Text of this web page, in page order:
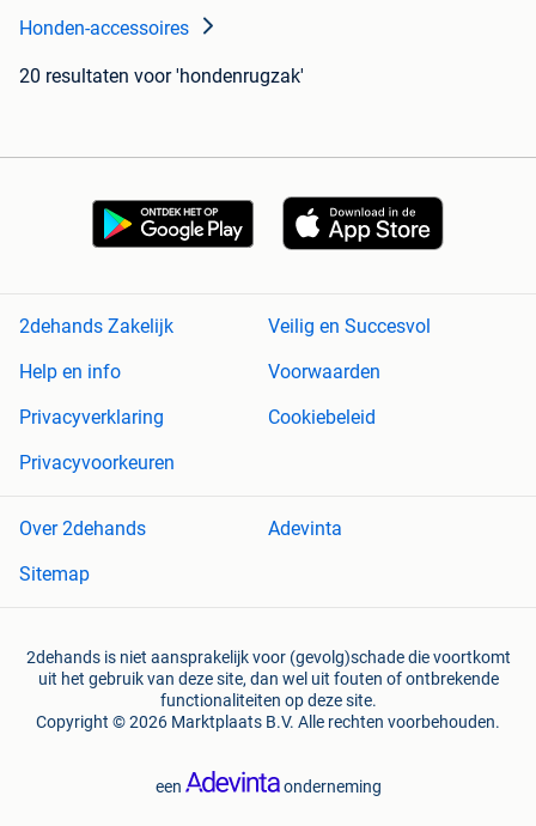
Honden-accessoires
20 resultaten voor 'hondenrugzak'
2dehands Zakelijk
Veilig en Succesvol
Help en info
Voorwaarden
Privacyverklaring
Cookiebeleid
Privacyvoorkeuren
Over 2dehands
Adevinta
Sitemap
2dehands is niet aansprakelijk voor (gevolg)schade die voortkomt
uit het gebruik van deze site, dan wel uit fouten of ontbrekende
functionaliteiten op deze site.
Copyright © 2026 Marktplaats B.V. Alle rechten voorbehouden.
een onderneming